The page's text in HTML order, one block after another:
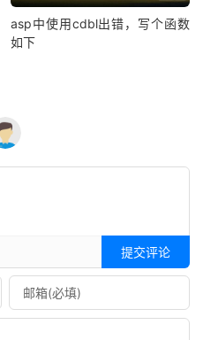
asp中使用cdbl出错，写个函数
如下
提交评论